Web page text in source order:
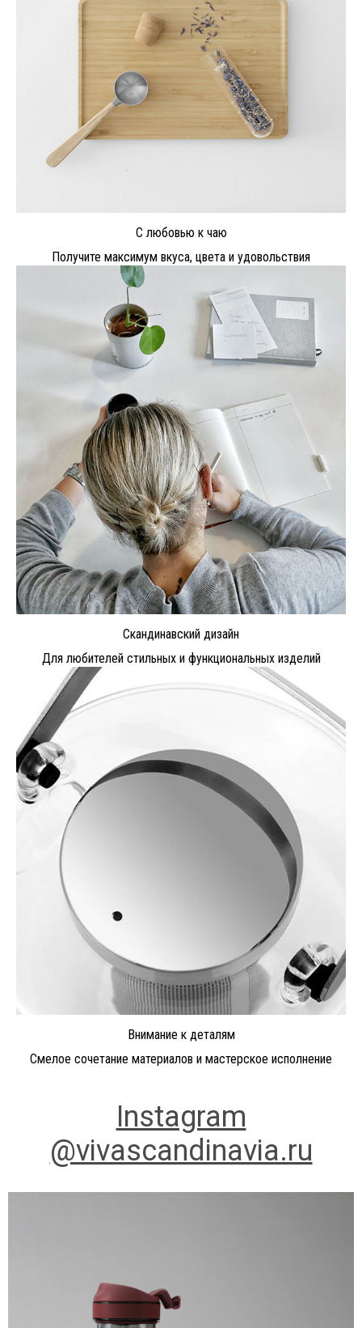
С любовью к чаю
Получите максимум вкуса, цвета и удовольствия
Скандинавский дизайн
Для любителей стильных и функциональных изделий
Внимание к деталям
Смелое сочетание материалов и мастерское исполнение
Instagram
@vivascandinavia.ru